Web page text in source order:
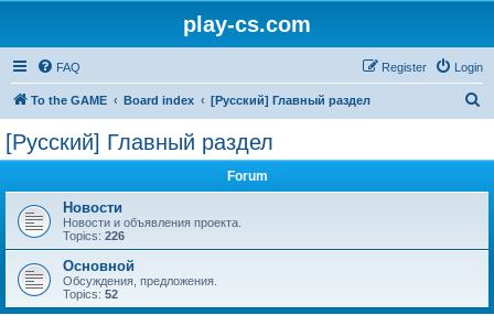
play-cs.com
FAQ Login
Register
To the GAME Board index [Русский] Главный раздел
[Русский] Главный раздел
Forum
Новости
Новости и объявления проекта.
Topics: 226
Основной
Обсуждения, предложения.
Topics: 52